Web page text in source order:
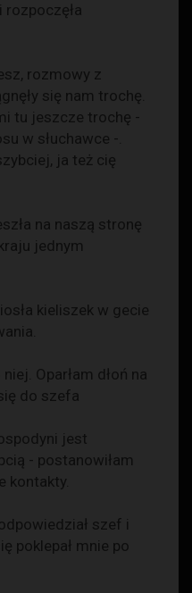
rozpoczęła
rozmowy z
się nam trochę.
tu jeszcze trochę -
w słuchawce -.
ja też cię
na naszą stronę
jednym
kieliszek w gecie
Oparłam dłoń na
do szefa
jest
- postanowiłam
kontakty.
szef i
poklepał mnie po